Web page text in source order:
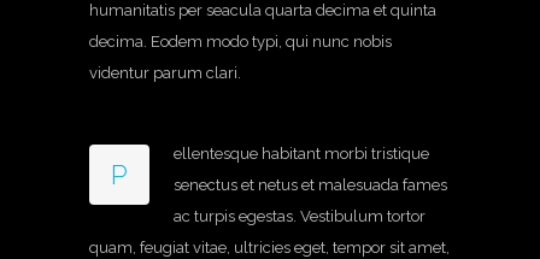
humanitatis per seacula quarta decima et quinta
decima. Eodem modo typi, qui nunc nobis
videntur parum clari.
P
ellentesque habitant morbi tristique
senectus et netus et malesuada fames
ac turpis egestas. Vestibulum tortor
quam, feugiat vitae, ultricies eget, tempor sit amet,